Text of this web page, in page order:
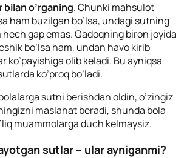
bilan o’rganing. Chunki mahsulot
ham buzilgan bo’lsa, undagi sutning
gap emas. Qadoqning biron joyida
bo’lsa ham, undan havo kirib
ko’payishiga olib keladi. Bu ayniqsa
ko’proq bo’ladi.
sutni berishdan oldin, o’zingiz
maslahat beradi, shunda bola
muammolarga duch kelmaysiz.
sutlar – ular ayniganmi?